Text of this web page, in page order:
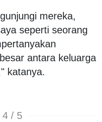
mereka,
seperti seorang
antara keluarga
katanya.
4 / 5